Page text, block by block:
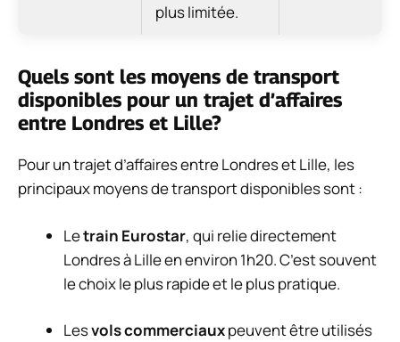
plus limitée.
Quels sont les moyens de transport
disponibles pour un trajet d’affaires
entre Londres et Lille?
Pour un trajet d’affaires entre Londres et Lille, les
principaux moyens de transport disponibles sont :
Letrain Eurostar, qui relie directement
Londres à Lille en environ 1h20. C’est souvent
le choix le plus rapide et le plus pratique.
Lesvols commerciauxpeuvent être utilisés